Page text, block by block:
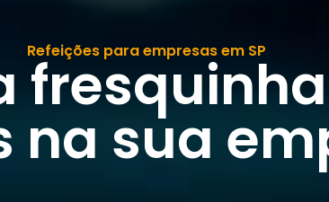
Refeições para empresas em SP
na sua